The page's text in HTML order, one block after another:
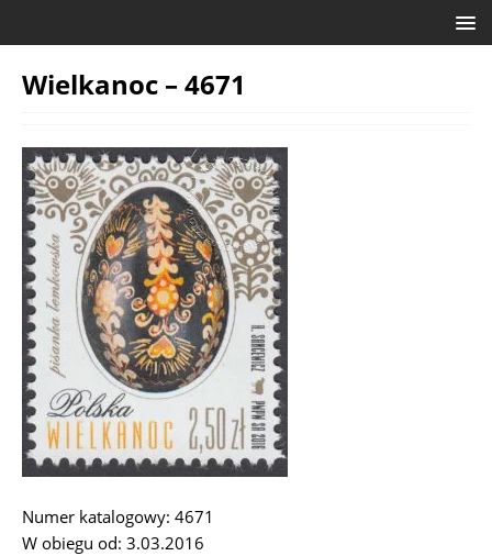
Wielkanoc – 4671
Numer katalogowy: 4671
W obiegu od: 3.03.2016